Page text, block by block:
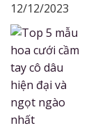
12/12/2023